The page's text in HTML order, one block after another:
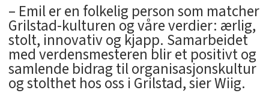
– Emil er en folkelig person som matcher
Grilstad-kulturen og våre verdier: ærlig,
stolt, innovativ og kjapp. Samarbeidet
med verdensmesteren blir et positivt og
samlende bidrag til organisasjonskultur
og stolthet hos oss i Grilstad, sier Wiig.